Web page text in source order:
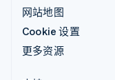
网站地图
Cookie 设置
更多资源